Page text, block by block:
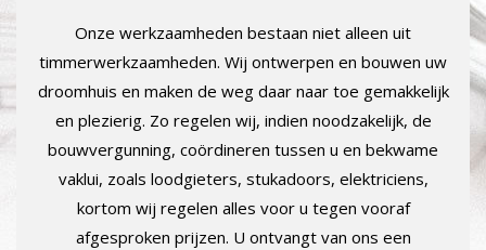
Onze werkzaamheden bestaan niet alleen uit
timmerwerkzaamheden. Wij ontwerpen en bouwen uw
droomhuis en maken de weg daar naar toe gemakkelijk
en plezierig. Zo regelen wij, indien noodzakelijk, de
bouwvergunning, coördineren tussen u en bekwame
vaklui, zoals loodgieters, stukadoors, elektriciens,
kortom wij regelen alles voor u tegen vooraf
afgesproken prijzen. U ontvangt van ons een